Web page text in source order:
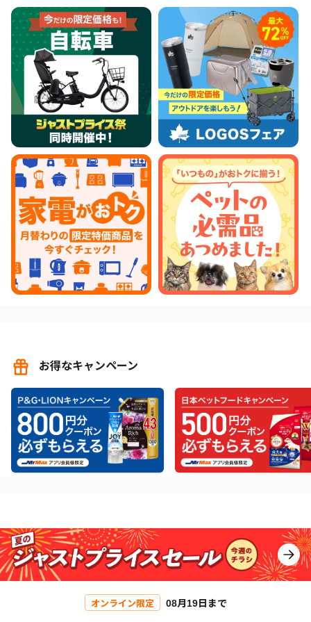
お得なキャンペーン
オンライン限定 08月19日まで